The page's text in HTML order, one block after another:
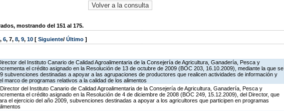
mostrando del 151 al 175.
, 6, 7, 8, 9, 10 [ Siguiente/ Último ]
del Instituto Canario de Calidad Agroalimentaria de la Consejería de Agricultura, Ganadería, Pesca y
el crédito asignado en la Resolución de 13 de octubre de 2009 (BOC 203, 16.10.2009), mediante la que se
subvenciones destinadas a apoyar a las agrupaciones de productores que realicen actividades de información y
marco de programas relativos a la calidad de los alimentos
del Instituto Canario de Calidad Agroalimentaria de la Consejería de Agricultura, Ganadería, Pesca y
el crédito asignado en la Resolución de 4 de diciembre de 2008 (BOC 249, 15.12.2009), del Director, que
el ejercicio del año 2009, subvenciones destinadas a apoyar a los agricultores que participen en programas